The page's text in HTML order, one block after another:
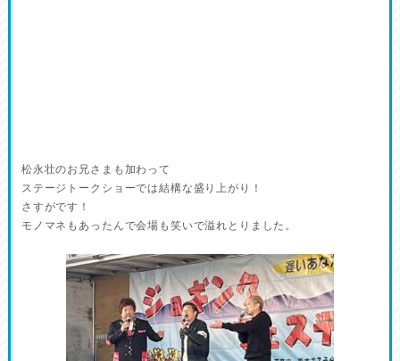
松永壮のお兄さまも加わって
ステージトークショーでは結構な盛り上がり！
さすがです！
モノマネもあったんで会場も笑いで溢れとりました。